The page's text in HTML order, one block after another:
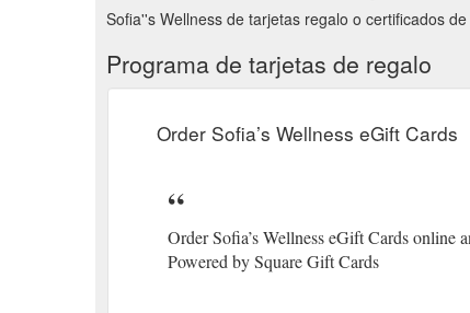
Sofia''s Wellness de tarjetas regalo o certificados
Programa de tarjetas de regalo
Order Sofia’s Wellness eGift Cards
Order Sofia’s Wellness eGift Cards online
Powered by Square Gift Cards